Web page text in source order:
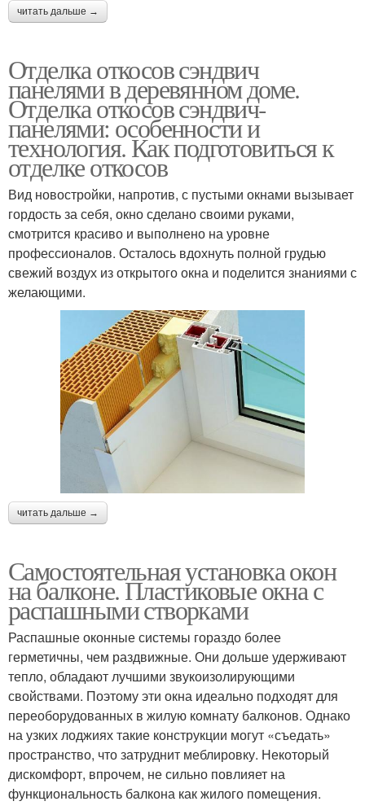
читать дальше →
Отделка откосов сэндвич
панелями в деревянном доме.
Отделка откосов сэндвич-
панелями: особенности и
технология. Как подготовиться к
отделке откосов
Вид новостройки, напротив, с пустыми окнами вызывает
гордость за себя, окно сделано своими руками,
смотрится красиво и выполнено на уровне
профессионалов. Осталось вдохнуть полной грудью
свежий воздух из открытого окна и поделится знаниями с
желающими.
читать дальше →
Самостоятельная установка окон
на балконе. Пластиковые окна с
распашными створками
Распашные оконные системы гораздо более
герметичны, чем раздвижные. Они дольше удерживают
тепло, обладают лучшими звукоизолирующими
свойствами. Поэтому эти окна идеально подходят для
переоборудованных в жилую комнату балконов. Однако
на узких лоджиях такие конструкции могут «съедать»
пространство, что затруднит меблировку. Некоторый
дискомфорт, впрочем, не сильно повлияет на
функциональность балкона как жилого помещения.